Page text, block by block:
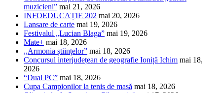
muzicieni” mai 21, 2026
INFOEDUCAȚIE 202 mai 20, 2026
Lansare de carte mai 19, 2026
Festivalul „Lucian Blaga” mai 19, 2026
Mate+ mai 18, 2026
,,Armonia științelor” mai 18, 2026
Concursul interjudețean de geografie Ioniță Ichim mai 18,
2026
“Dual PC” mai 18, 2026
Cupa Campionilor la tenis de masă mai 18, 2026